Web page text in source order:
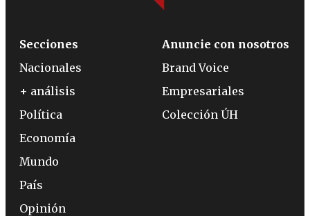
Secciones
Nacionales
+ análisis
Política
Economía
Mundo
País
Opinión
Anuncie con nosotros
Brand Voice
Empresariales
Colección ÚH